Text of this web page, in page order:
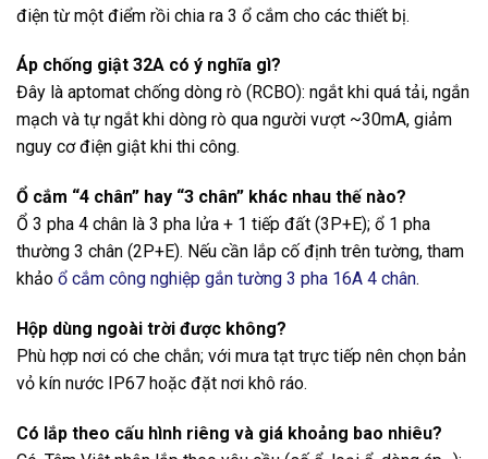
điện từ một điểm rồi chia ra 3 ổ cắm cho các thiết bị.
Áp chống giật 32A có ý nghĩa gì?
Đây là aptomat chống dòng rò (RCBO): ngắt khi quá tải, ngắn
mạch và tự ngắt khi dòng rò qua người vượt ~30mA, giảm
nguy cơ điện giật khi thi công.
Ổ cắm “4 chân” hay “3 chân” khác nhau thế nào?
Ổ 3 pha 4 chân là 3 pha lửa + 1 tiếp đất (3P+E); ổ 1 pha
thường 3 chân (2P+E). Nếu cần lắp cố định trên tường, tham
khảo ổ cắm công nghiệp gắn tường 3 pha 16A 4 chân.
Hộp dùng ngoài trời được không?
Phù hợp nơi có che chắn; với mưa tạt trực tiếp nên chọn bản
vỏ kín nước IP67 hoặc đặt nơi khô ráo.
Có lắp theo cấu hình riêng và giá khoảng bao nhiêu?